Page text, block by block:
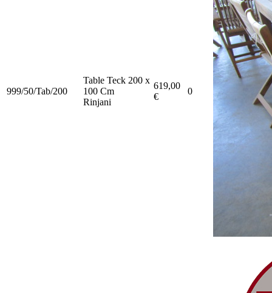
999/50/Tab/200
Table Teck 200 x
100 Cm
Rinjani
619,00
€
0